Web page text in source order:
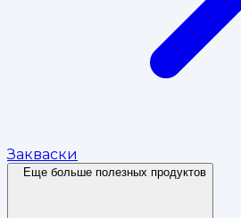
Закваски
Еще больше полезных продуктов